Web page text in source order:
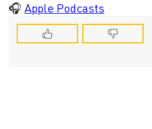
🎧 Apple Podcasts